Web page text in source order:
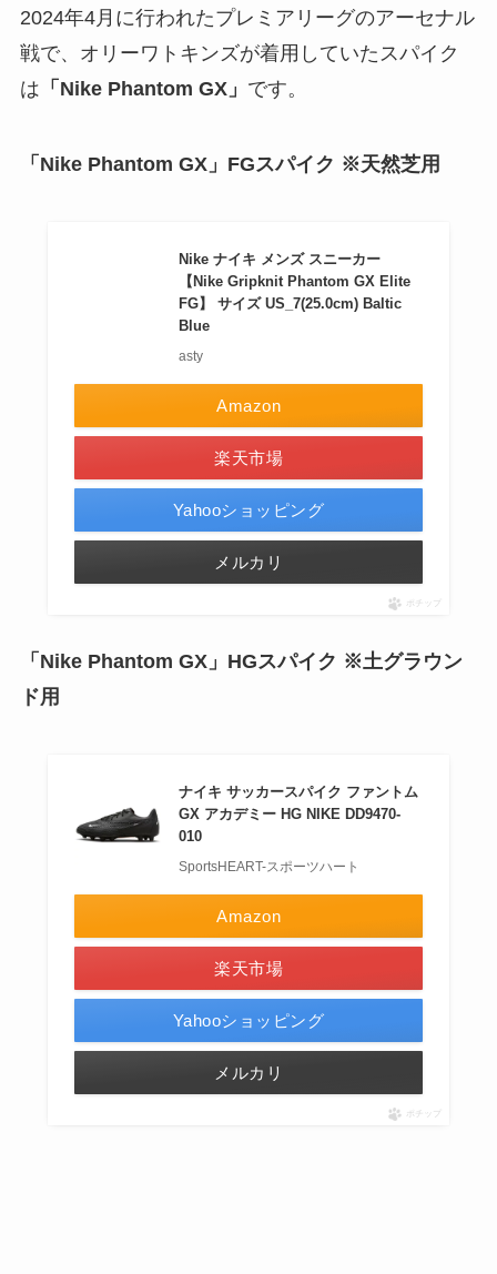
2024年4月に行われたプレミアリーグのアーセナル
戦で、オリーワトキンズが着用していたスパイク
は 「Nike Phantom GX」 です。
「Nike Phantom GX」FGスパイク ※天然芝用
Nike ナイキ メンズ スニーカー
【Nike Gripknit Phantom GX Elite
FG】 サイズ US_7(25.0cm) Baltic
Blue
asty
Amazon
楽天市場
Yahooショッピング
メルカリ
ポチップ
「Nike Phantom GX」HGスパイク ※土グラウン
ド用
ナイキ サッカースパイク ファントム
GX アカデミー HG NIKE DD9470-
010
SportsHEART-スポーツハート
Amazon
楽天市場
Yahooショッピング
メルカリ
ポチップ